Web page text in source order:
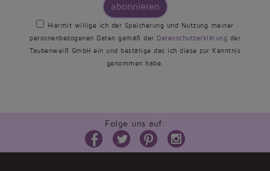
abonnieren
Hiermit willige ich der Speicherung und Nutzung meiner
personenbezogenen Daten gemäß der Datenschutzerklärung der
Taubenweiß GmbH ein und bestätige das ich diese zur Kenntnis
genommen habe.
Folge uns auf: